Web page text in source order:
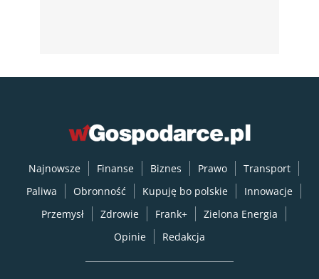
Najnowsze Finanse Biznes Prawo
Transport
Paliwa
Obronność Kupuję bo polskie
Innowacje
Przemysł
Zdrowie Frank+
Zielona Energia
Opinie
Redakcja